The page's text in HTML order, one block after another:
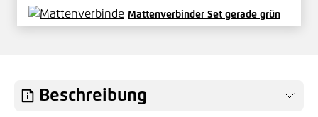
Mattenverbinder Set gerade grün
Beschreibung